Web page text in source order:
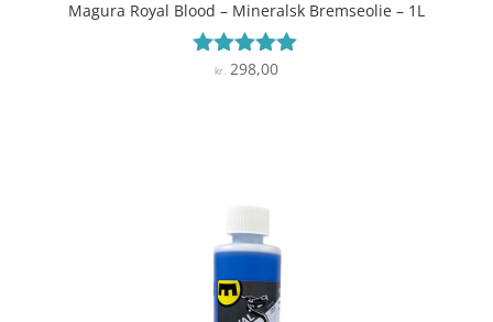
Magura Royal Blood – Mineralsk Bremseolie – 1L
Vurderet
kr.298,00